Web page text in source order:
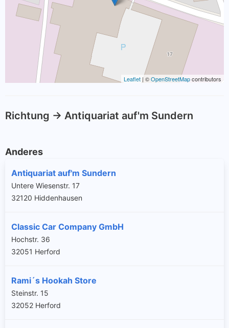
Leaflet | ©OpenStreetMapcontributors
Richtung -> Antiquariat auf'm Sundern
Anderes
Antiquariat auf'm Sundern
Untere Wiesenstr. 17
32120 Hiddenhausen
Classic Car Company GmbH
Hochstr. 36
32051 Herford
Rami´s Hookah Store
Steinstr. 15
32052 Herford